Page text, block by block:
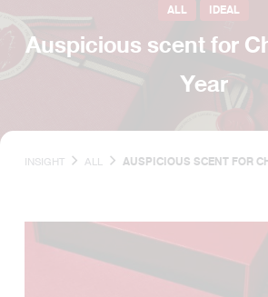
ALL IDEAL
Auspicious scent for
Year
INSIGHT ALL AUSPICIOUS SCENT FOR